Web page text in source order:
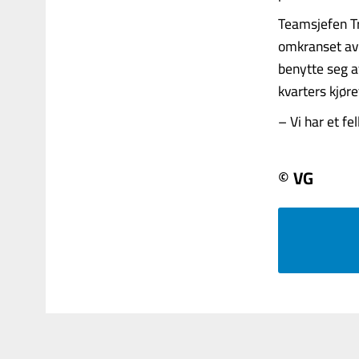
Teamsjefen
omkranset
benytte seg
kvarters
– Vi har et
© VG